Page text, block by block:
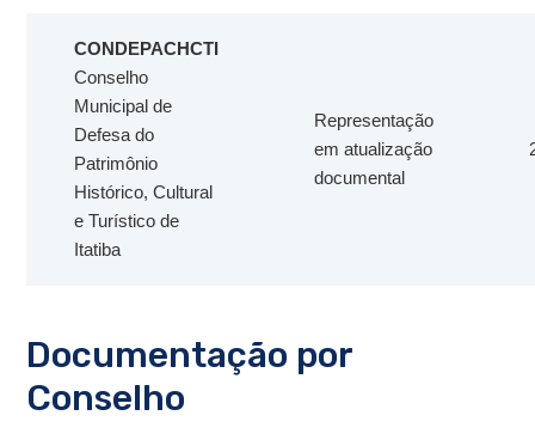
CONDEPACHCTI
Conselho
Municipal de
Defesa do
Patrimônio
Histórico, Cultural
e Turístico de
Itatiba
Representação
em atualização
documental
Documentação por
Conselho